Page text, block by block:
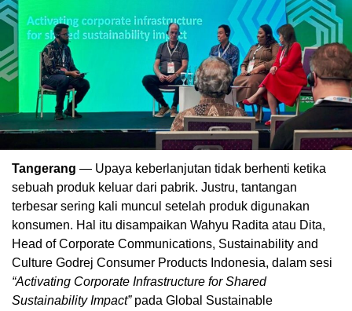
Tangerang — Upaya keberlanjutan tidak berhenti ketika
sebuah produk keluar dari pabrik. Justru, tantangan
terbesar sering kali muncul setelah produk digunakan
konsumen. Hal itu disampaikan Wahyu Radita atau Dita,
Head of Corporate Communications, Sustainability and
Culture Godrej Consumer Products Indonesia, dalam sesi
“Activating Corporate Infrastructure for Shared
Sustainability Impact”pada Global Sustainable